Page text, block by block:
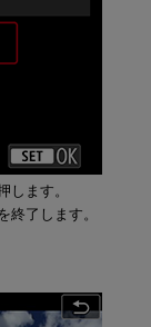
します。
終了します。